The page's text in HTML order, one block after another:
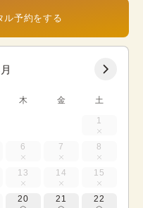
ル予約をする
木 金 土
1
6 7 8
13 14 15
20 21 22